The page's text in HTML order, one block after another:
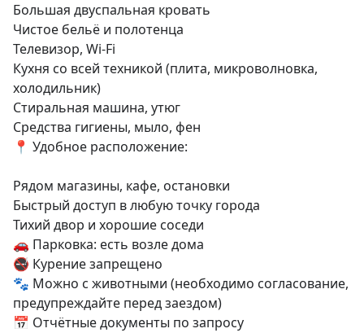
Большая двуспальная кровать
Чистое бельё и полотенца
Телевизор, Wi-Fi
Кухня со всей техникой (плита, микроволновка,
холодильник)
Стиральная машина, утюг
Средства гигиены, мыло, фен
📍 Удобное расположение:
Рядом магазины, кафе, остановки
Быстрый доступ в любую точку города
Тихий двор и хорошие соседи
🚗 Парковка: есть возле дома
🚭 Курение запрещено
🐾 Можно с животными (необходимо согласование,
предупреждайте перед заездом)
📅 Отчётные документы по запросу